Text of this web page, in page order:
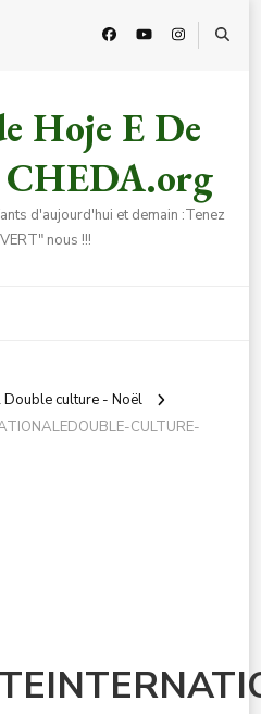
Hoje E De
d'aujourd'hui et demain :Tenez
nous !!!
culture - Noël
CULTURE-